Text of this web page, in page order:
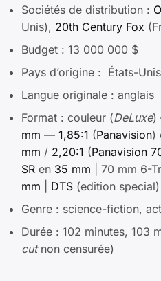
Sociétés de distribution :
Unis), 20th Century Fox
Budget : 13 000 000 $
Pays d’origine : États-Unis
Langue originale : anglais
Format : couleur (DeLuxe)
mm — 1,85:1 (Panavision)
mm / 2,20:1 (Panavision
SR en 35 mm | 70 mm 6-
mm
DTS (edition special)
Genre : science-fiction,
Durée : 102 minutes, 103
cutnon censurée)